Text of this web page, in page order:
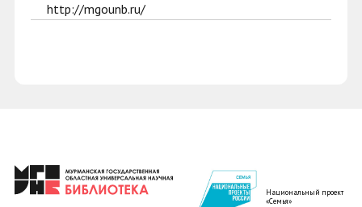
http://mgounb.ru/
Национальный проект
«Семья»